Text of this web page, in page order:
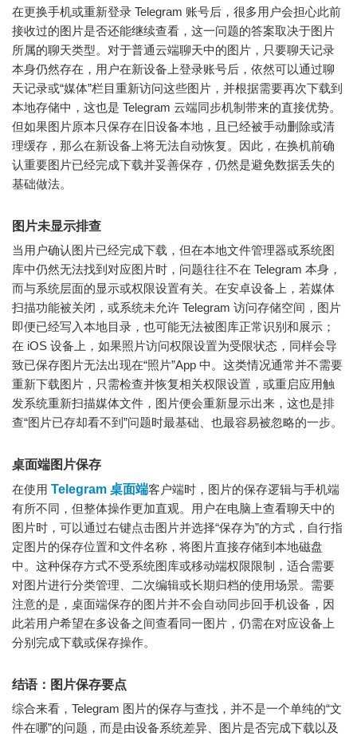
在更换手机或重新登录 Telegram 账号后，很多用户会担心此前
接收过的图片是否还能继续查看，这一问题的答案取决于图片
所属的聊天类型。对于普通云端聊天中的图片，只要聊天记录
本身仍然存在，用户在新设备上登录账号后，依然可以通过聊
天记录或“媒体”栏目重新访问这些图片，并根据需要再次下载到
本地存储中，这也是 Telegram 云端同步机制带来的直接优势。
但如果图片原本只保存在旧设备本地，且已经被手动删除或清
理缓存，那么在新设备上将无法自动恢复。因此，在换机前确
认重要图片已经完成下载并妥善保存，仍然是避免数据丢失的
基础做法。
图片未显示排查
当用户确认图片已经完成下载，但在本地文件管理器或系统图
库中仍然无法找到对应图片时，问题往往不在 Telegram 本身，
而与系统层面的显示或权限设置有关。在安卓设备上，若媒体
扫描功能被关闭，或系统未允许 Telegram 访问存储空间，图片
即便已经写入本地目录，也可能无法被图库正常识别和展示；
在 iOS 设备上，如果照片访问权限设置为受限状态，同样会导
致已保存图片无法出现在“照片”App 中。这类情况通常并不需要
重新下载图片，只需检查并恢复相关权限设置，或重启应用触
发系统重新扫描媒体文件，图片便会重新显示出来，这也是排
查“图片已存却看不到”问题时最基础、也最容易被忽略的一步。
桌面端图片保存
在使用 Telegram 桌面端客户端时，图片的保存逻辑与手机端
有所不同，但整体操作更加直观。用户在电脑上查看聊天中的
图片时，可以通过右键点击图片并选择“保存为”的方式，自行指
定图片的保存位置和文件名称，将图片直接存储到本地磁盘
中。这种保存方式不受系统图库或移动端权限限制，适合需要
对图片进行分类管理、二次编辑或长期归档的使用场景。需要
注意的是，桌面端保存的图片并不会自动同步回手机设备，因
此若用户希望在多设备之间查看同一图片，仍需在对应设备上
分别完成下载或保存操作。
结语：图片保存要点
综合来看，Telegram 图片的保存与查找，并不是一个单纯的“文
件在哪”的问题，而是由设备系统差异、图片是否完成下载以及